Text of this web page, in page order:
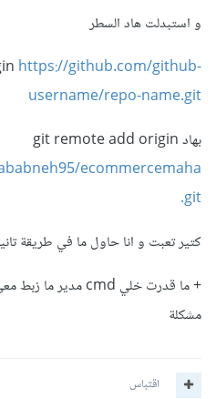
و استبدلت هاد السطر
https://github.com/github-
username/repo-name.git
بهاد git remote add origin
ecommercemaha
.git
كتير تعبت و انا حاول ما في طريقة
مشكلة
اقتباس